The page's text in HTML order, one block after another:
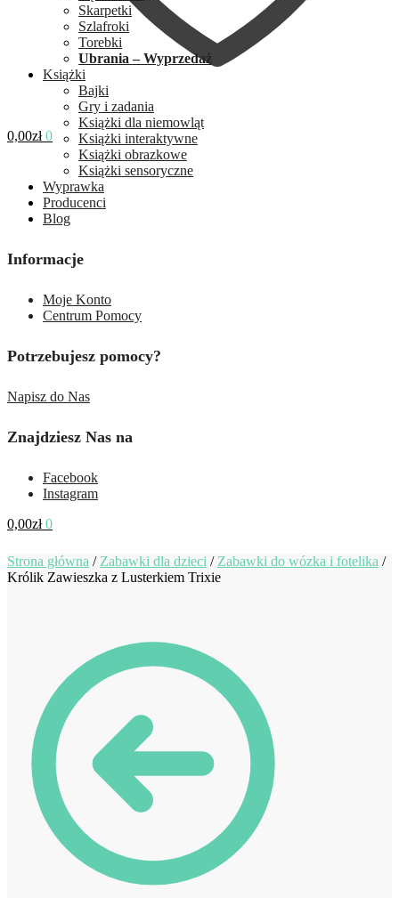
0,00zł 0
Skarpetki
Szlafroki
Torebki
Ubrania – Wyprzedaż
Książki
Bajki
Gry i zadania
Książki dla niemowląt
Książki interaktywne
Książki obrazkowe
Książki sensoryczne
Wyprawka
Producenci
Blog
Informacje
Moje Konto
Centrum Pomocy
Potrzebujesz pomocy?
Napisz do Nas
Znajdziesz Nas na
Facebook
Instagram
0,00zł 0
Strona główna / Zabawki dla dzieci / Zabawki do wózka i fotelika /
Królik Zawieszka z Lusterkiem Trixie